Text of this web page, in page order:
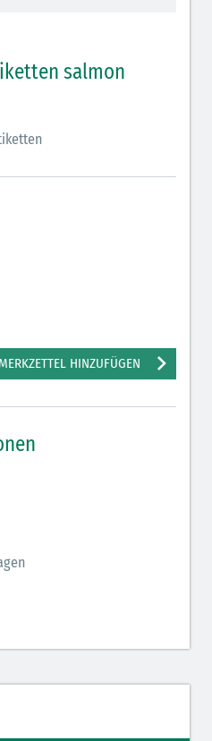
DIVI 2012
(weiß)
mit schwarzem
schwarz schraffierterm
braun)
salmon
HINZUFÜGEN